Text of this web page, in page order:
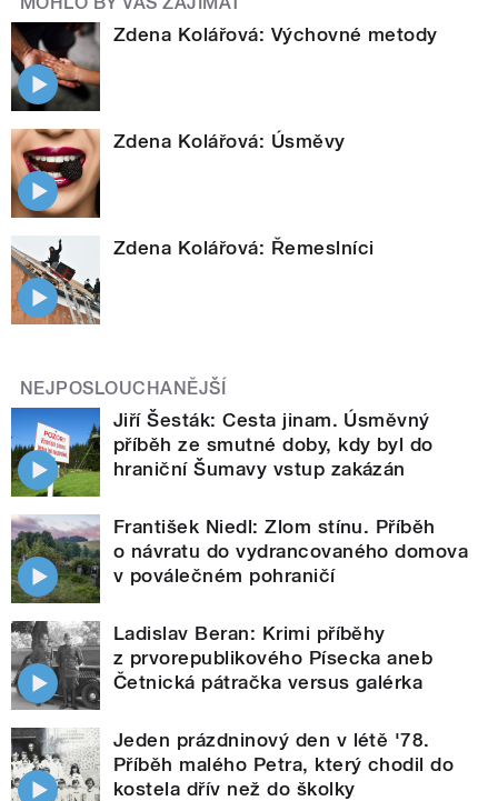
Zdena Kolářová: Výchovné metody
Zdena Kolářová: Úsměvy
Zdena Kolářová: Řemeslníci
NEJPOSLOUCHANĚJŠÍ
Jiří Šesták: Cesta jinam. Úsměvný
příběh ze smutné doby, kdy byl do
hraniční Šumavy vstup zakázán
František Niedl: Zlom stínu. Příběh
o návratu do vydrancovaného domova
v poválečném pohraničí
Ladislav Beran: Krimi příběhy
z prvorepublikového Písecka aneb
Četnická pátračka versus galérka
Jeden prázdninový den v létě '78.
Příběh malého Petra, který chodil do
kostela dřív než do školky